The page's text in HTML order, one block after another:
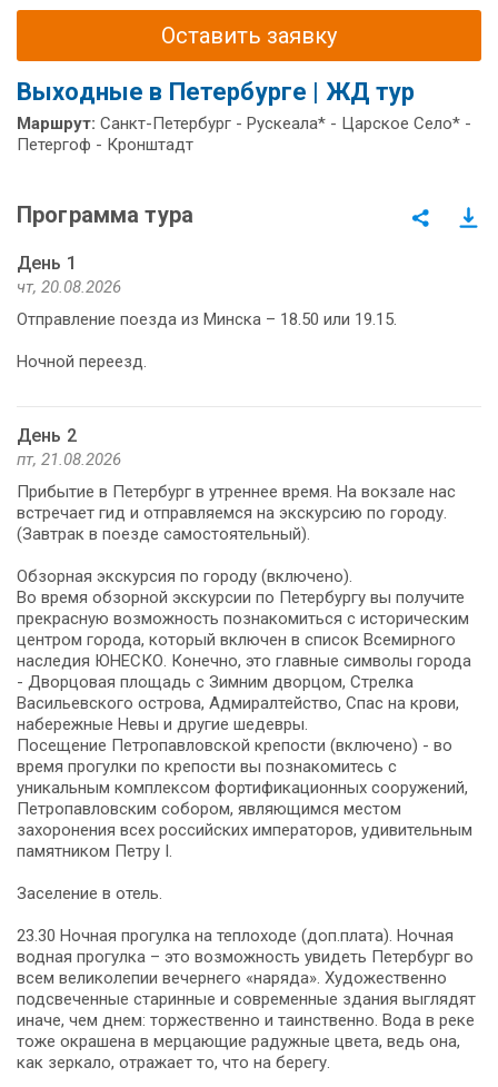
Оставить заявку
Выходные в Петербурге | ЖД тур
Маршрут: Санкт-Петербург - Рускеала* - Царское Село* -
Петергоф - Кронштадт
Программа тура
День 1
чт, 20.08.2026
Отправление поезда из Минска – 18.50 или 19.15.
Ночной переезд.
День 2
пт, 21.08.2026
Прибытие в Петербург в утреннее время. На вокзале нас
встречает гид и отправляемся на экскурсию по городу.
(Завтрак в поезде самостоятельный).
Обзорная экскурсия по городу (включено).
Во время обзорной экскурсии по Петербургу вы получите
прекрасную возможность познакомиться с историческим
центром города, который включен в список Всемирного
наследия ЮНЕСКО. Конечно, это главные символы города
- Дворцовая площадь с Зимним дворцом, Стрелка
Васильевского острова, Адмиралтейство, Спас на крови,
набережные Невы и другие шедевры.
Посещение Петропавловской крепости (включено) - во
время прогулки по крепости вы познакомитесь с
уникальным комплексом фортификационных сооружений,
Петропавловским собором, являющимся местом
захоронения всех российских императоров, удивительным
памятником Петру I.
Заселение в отель.
23.30 Ночная прогулка на теплоходе (доп.плата). Ночная
водная прогулка – это возможность увидеть Петербург во
всем великолепии вечернего «наряда». Художественно
подсвеченные старинные и современные здания выглядят
иначе, чем днем: торжественно и таинственно. Вода в реке
тоже окрашена в мерцающие радужные цвета, ведь она,
как зеркало, отражает то, что на берегу.